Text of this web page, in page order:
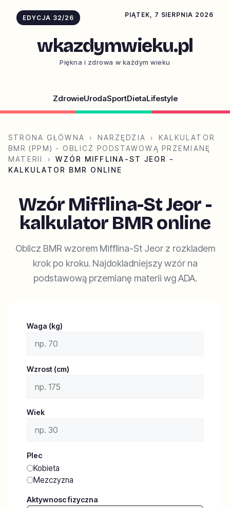
EDYCJA 32/26 PIĄTEK, 7 SIERPNIA 2026
wkazdymwieku.pl
Piękna i zdrowa w każdym wieku
ZdrowieUrodaSportDietaLifestyle
STRONA GŁÓWNA › NARZĘDZIA ›
KALKULATOR
BMR (PPM) - OBLICZ PODSTAWOWĄ PRZEMIANĘ
MATERII
›
WZÓR MIFFLINA-ST JEOR -
KALKULATOR BMR ONLINE
Wzór Mifflina-St Jeor -
kalkulator BMR online
Oblicz BMR wzorem Mifflina-St Jeor z rozkladem
krok po kroku. Najdokladniejszy wzór na
podstawową przemianę materii wg ADA.
Waga (kg)
Wzrost (cm)
Wiek
Plec
Kobieta
Mezczyzna
Aktywnosc fizyczna